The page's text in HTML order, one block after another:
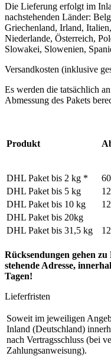
Die Lieferung erfolgt im
nachstehenden Länder:
Griechenland, Irland,
Niederlande, Österreich,
Slowakei, Slowenien,
Versandkosten (inklusive
Es werden die tatsächlich
Abmessung des Pakets
Produkt
DHL Paket bis 2 kg *
DHL Paket bis 5 kg
DHL Paket bis 10 kg
DHL Paket bis 20kg
DHL Paket bis 31,5 kg
Rücksendungen gehen
stehende Adresse,
Tagen!
Lieferfristen
Soweit im jeweiligen
Inland (Deutschland)
nach Vertragsschluss (bei
Zahlungsanweisung).